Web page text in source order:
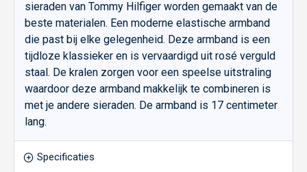
sieraden van Tommy Hilfiger worden gemaakt van de
beste materialen. Een moderne elastische armband
die past bij elke gelegenheid. Deze armband is een
tijdloze klassieker en is vervaardigd uit rosé verguld
staal. De kralen zorgen voor een speelse uitstraling
waardoor deze armband makkelijk te combineren is
met je andere sieraden. De armband is 17 centimeter
lang.
Specificaties